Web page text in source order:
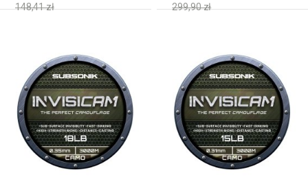
148,41 zł 299,90 zł